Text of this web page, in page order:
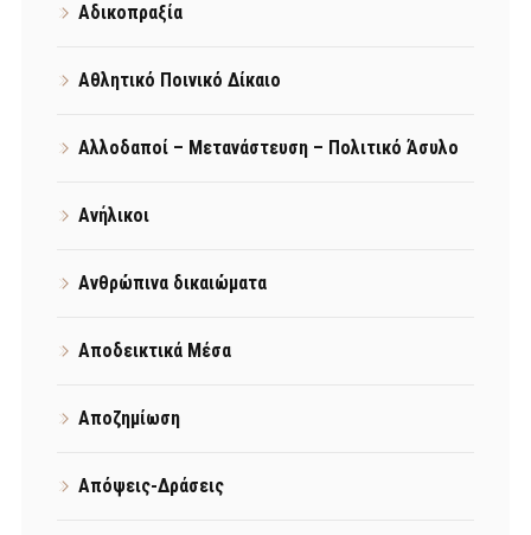
Αδικοπραξία
Αθλητικό Ποινικό Δίκαιο
Αλλοδαποί – Μετανάστευση – Πολιτικό Άσυλο
Ανήλικοι
Ανθρώπινα δικαιώματα
Αποδεικτικά Μέσα
Αποζημίωση
Απόψεις-Δράσεις